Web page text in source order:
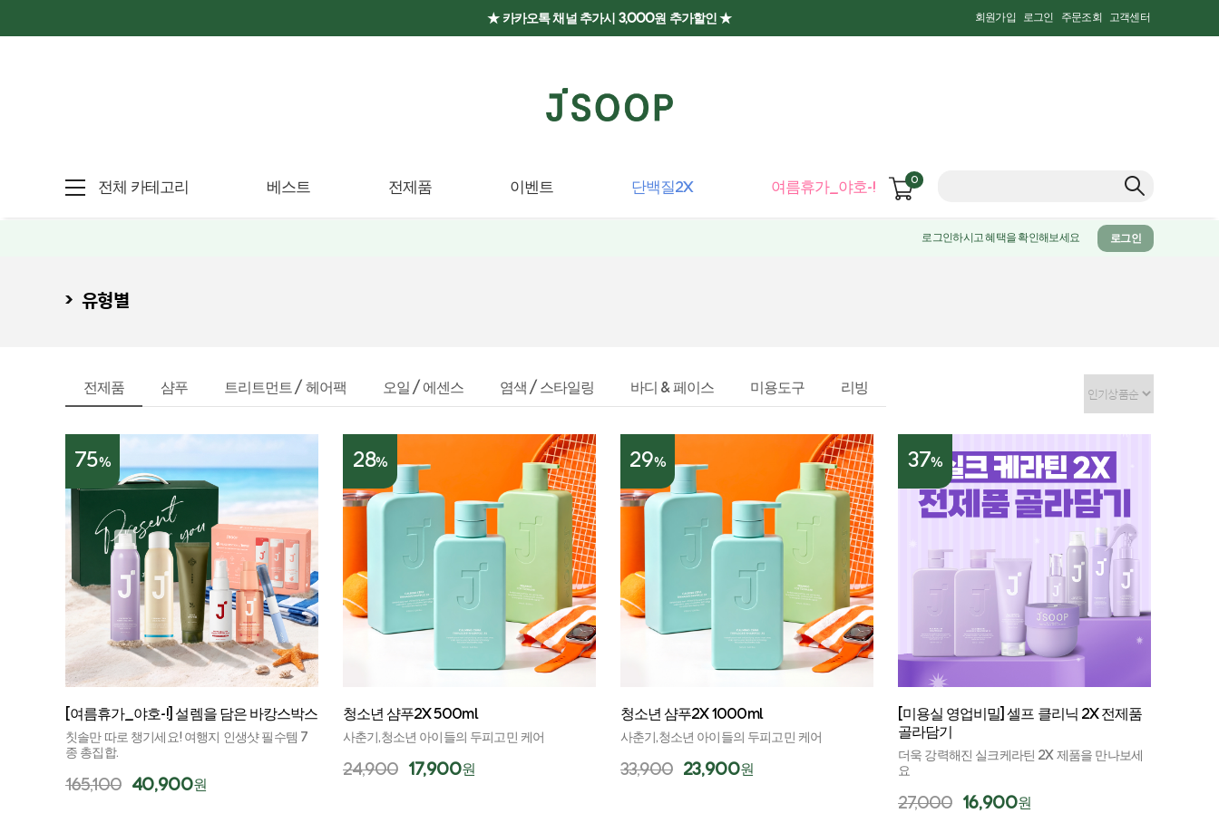
★ 카카오톡 채널 추가시 3,000원 추가할인 ★ 회원가입 로그인 주문조회 고객센터
전체 카테고리 베스트 전제품 이벤트 단백질2X 여름휴가_야호-! 0
로그인하시고 혜택을 확인해보세요 로그인
유형별
전제품 샴푸 트리트먼트 / 헤어팩 오일 / 에센스 염색 / 스타일링 바디 & 페이스 미용도구 리빙
75%
[여름휴가_야호-!] 설렘을 담은 바캉스박스
칫솔만 따로 챙기세요! 여행지 인생샷 필수템 7
종 총집합.
165,100 40,900원
28%
청소년 샴푸2X 500ml
사춘기,청소년 아이들의 두피고민 케어
24,900 17,900원
29%
청소년 샴푸2X 1000ml
사춘기,청소년 아이들의 두피고민 케어
33,900 23,900원
37%
[미용실 영업비밀] 셀프 클리닉 2X 전제품
골라담기
더욱 강력해진 실크케라틴 2X 제품을 만나보세
요
27,000 16,900원